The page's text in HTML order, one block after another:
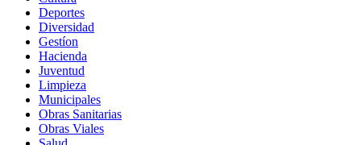
Deportes
Diversidad
Gestíon
Hacienda
Juventud
Limpieza
Municipales
Obras Sanitarias
Obras Viales